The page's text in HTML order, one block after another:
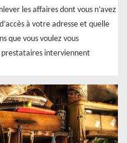
les affaires dont vous n’avez
à votre adresse et quelle
que vous voulez vous
prestataires interviennent